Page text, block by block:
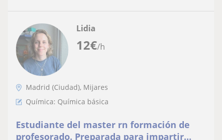
12€/h
Lidia
Madrid (Ciudad), Mijares
Química: Química básica
Estudiante del master rn formación de
profesorado. Preparada para impartir